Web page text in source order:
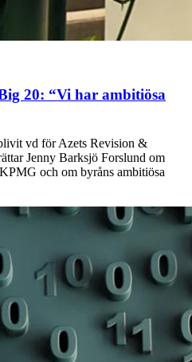
20: “Vi har ambitiösa
vd för Azets Revision &
Jenny Barksjö Forslund om
och om byråns ambitiösa